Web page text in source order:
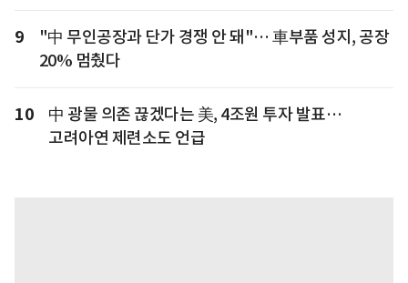
9
"中 무인공장과 단가 경쟁 안 돼"… 車부품 성지, 공장
20% 멈췄다
10
中 광물 의존 끊겠다는 美, 4조원 투자 발표…
고려아연 제련소도 언급